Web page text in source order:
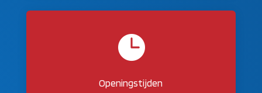

Openingstijden